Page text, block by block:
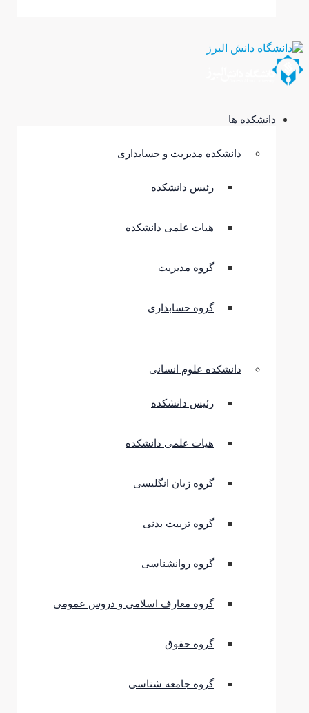
دانشکده ها
دانشکده مدیریت و حسابداری
رئیس دانشکده
هیات علمی دانشکده
گروه مدیریت
گروه حسابداری
دانشکده علوم انسانی
رئیس دانشکده
هیات علمی دانشکده
گروه زبان انگلیسی
گروه تربیت بدنی
گروه روانشناسی
گروه معارف اسلامی و دروس عمومی
گروه حقوق
گروه جامعه شناسی